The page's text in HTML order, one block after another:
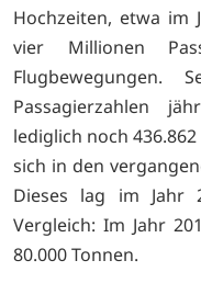
Hochzeiten, etwa im
vier Millionen
Passagierzahlen
lediglich noch
sich in den
Dieses lag im Jahr
Vergleich: Im Jahr
80.000 Tonnen.